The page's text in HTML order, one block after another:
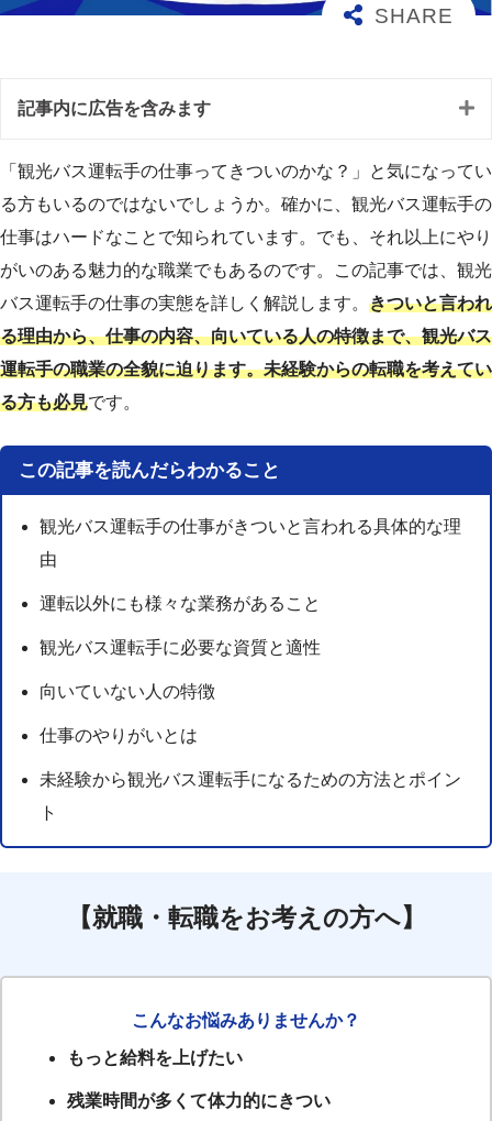
記事内に広告を含みます
「観光バス運転手の仕事ってきついのかな？」と気になってい
る方もいるのではないでしょうか。確かに、観光バス運転手の
仕事はハードなことで知られています。でも、それ以上にやり
がいのある魅力的な職業でもあるのです。この記事では、観光
バス運転手の仕事の実態を詳しく解説します。 きついと言われ
る理由から、仕事の内容、向いている人の特徴まで、観光バス
運転手の職業の全貌に迫ります。未経験からの転職を考えてい
る方も必見です。
この記事を読んだらわかること
観光バス運転手の仕事がきついと言われる具体的な理
由
運転以外にも様々な業務があること
観光バス運転手に必要な資質と適性
向いていない人の特徴
仕事のやりがいとは
未経験から観光バス運転手になるための方法とポイン
ト
【就職・転職をお考えの方へ】
こんなお悩みありませんか？
もっと給料を上げたい
残業時間が多くて体力的にきつい